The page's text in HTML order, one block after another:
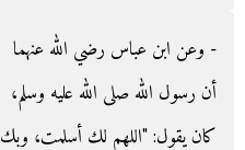
- وعن ابن عباس رضي الله عنهما
أن رسول الله صلى الله عليه وسلم،
كان يقول‏:‏ ‏"‏اللهم لك أسلمت، وبك